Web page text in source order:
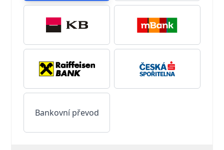
Bankovní převod